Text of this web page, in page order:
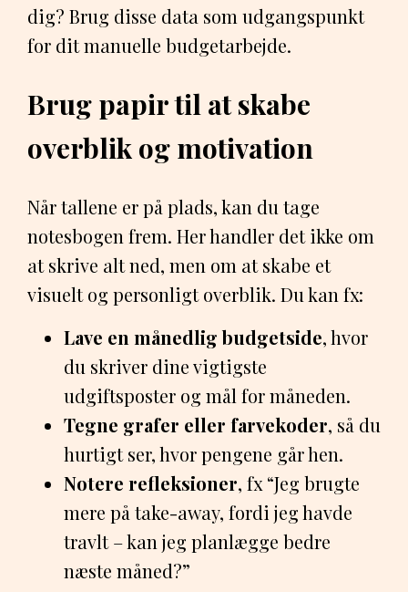
dig? Brug disse data som udgangspunkt
for dit manuelle budgetarbejde.
Brug papir til at skabe
overblik og motivation
Når tallene er på plads, kan du tage
notesbogen frem. Her handler det ikke om
at skrive alt ned, men om at skabe et
visuelt og personligt overblik. Du kan fx:
Lave en månedlig budgetside, hvor
du skriver dine vigtigste
udgiftsposter og mål for måneden.
Tegne grafer eller farvekoder, så du
hurtigt ser, hvor pengene går hen.
Notere refleksioner, fx “Jeg brugte
mere på take-away, fordi jeg havde
travlt – kan jeg planlægge bedre
næste måned?”